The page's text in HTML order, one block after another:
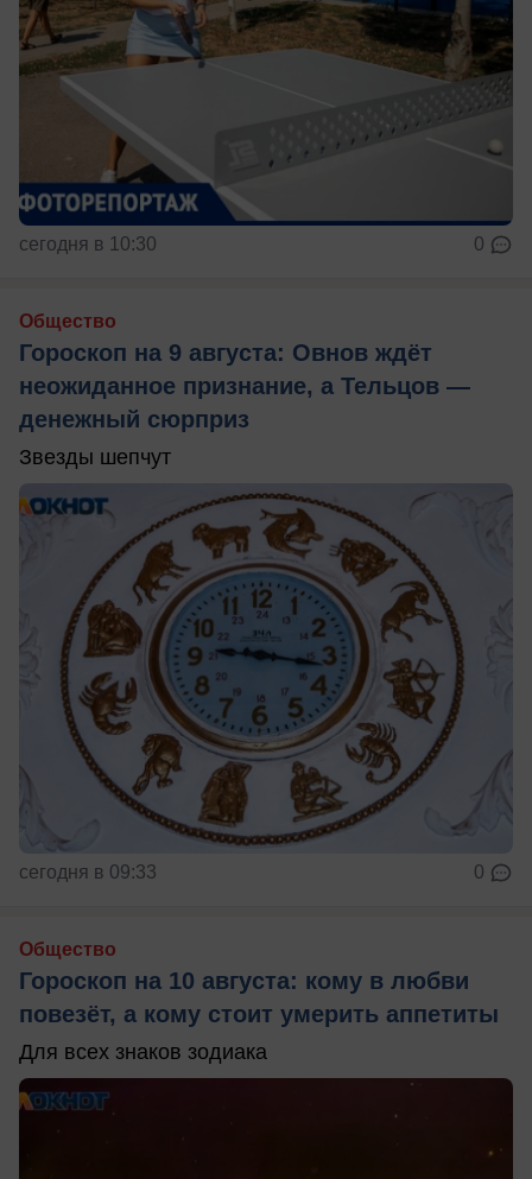
сегодня в 10:30 0
Общество
Гороскоп на 9 августа: Овнов ждёт
неожиданное признание, а Тельцов —
денежный сюрприз
Звезды шепчут
сегодня в 09:33 0
Общество
Гороскоп на 10 августа: кому в любви
повезёт, а кому стоит умерить аппетиты
Для всех знаков зодиака